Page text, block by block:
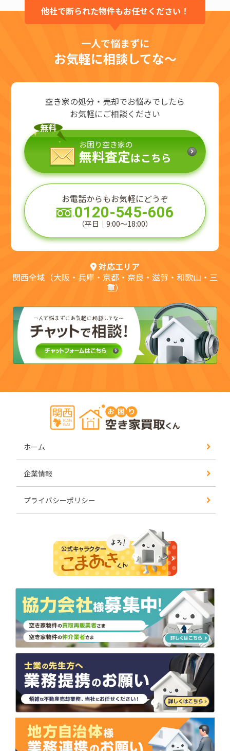
他社で断られた物件もお任せください！
一人で悩まずに
お気軽に相談してな～
空き家の処分・売却でお悩みでしたら
お気軽にご相談ください
無料
お困り空き家の
無料査定はこちら
お電話からもお気軽にどうぞ
0120-545-606
（平日｜9:00～18:00）
対応エリア
関西全域（大阪・兵庫・京都・奈良・滋賀・和歌山・三
重）
ホーム
企業情報
プライバシーポリシー